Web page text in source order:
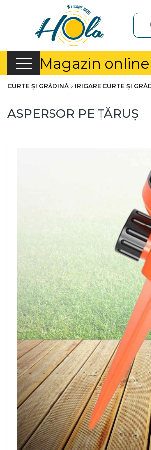
Magazin online
CURTE ȘI GRĂDINĂ IRIGARE CURTE ȘI
ASPERSOR PE ȚĂRUȘ